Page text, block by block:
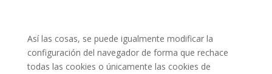
Así las cosas, se puede igualmente modificar la
configuración del navegador de forma que rechace
todas las cookies o únicamente las cookies de